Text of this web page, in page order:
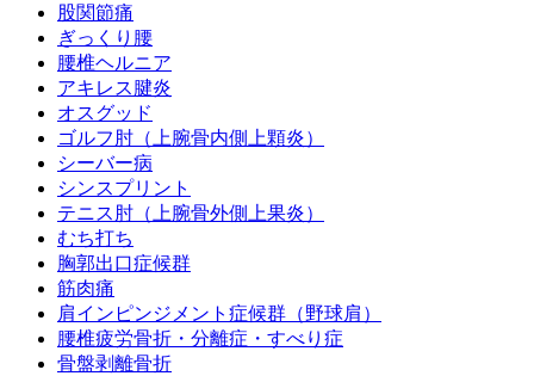
股関節痛
ぎっくり腰
腰椎ヘルニア
アキレス腱炎
オスグッド
ゴルフ肘（上腕骨内側上顆炎）
シーバー病
シンスプリント
テニス肘（上腕骨外側上果炎）
むち打ち
胸郭出口症候群
筋肉痛
肩インピンジメント症候群（野球肩）
腰椎疲労骨折・分離症・すべり症
骨盤剥離骨折